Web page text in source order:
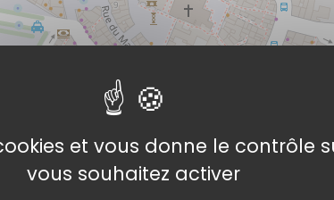
et vous donne le contrôle
vous souhaitez activer
Bensa Jean-Paul